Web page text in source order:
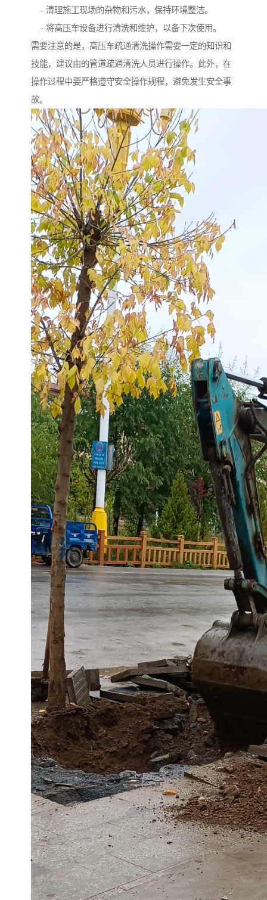
- 清理施工现场的杂物和污水，保持环境整洁。
- 将高压车设备进行清洗和维护，以备下次使用。
需要注意的是，高压车疏通清洗操作需要一定的知识和
技能，建议由的管道疏通清洗人员进行操作。此外，在
操作过程中要严格遵守安全操作规程，避免发生安全事
故。